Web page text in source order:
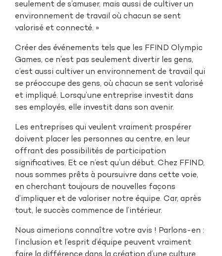
seulement de s’amuser, mais aussi de cultiver un
environnement de travail où chacun se sent
valorisé et connecté. »
Créer des événements tels que les FFIND Olympic
Games, ce n’est pas seulement divertir les gens,
c’est aussi cultiver un environnement de travail qui
se préoccupe des gens, où chacun se sent valorisé
et impliqué. Lorsqu’une entreprise investit dans
ses employés, elle investit dans son avenir.
Les entreprises qui veulent vraiment prospérer
doivent placer les personnes au centre, en leur
offrant des possibilités de participation
significatives. Et ce n’est qu’un début. Chez FFIND,
nous sommes prêts à poursuivre dans cette voie,
en cherchant toujours de nouvelles façons
d’impliquer et de valoriser notre équipe. Car, après
tout, le succès commence de l’intérieur.
Nous aimerions connaître votre avis ! Parlons-en :
l’inclusion et l’esprit d’équipe peuvent vraiment